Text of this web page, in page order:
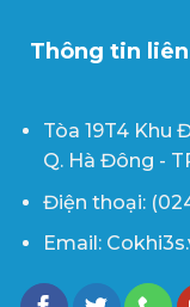
Thông tin
Tòa 19T4 Khu
Q. Hà Đông -
Điện thoại:
Email: